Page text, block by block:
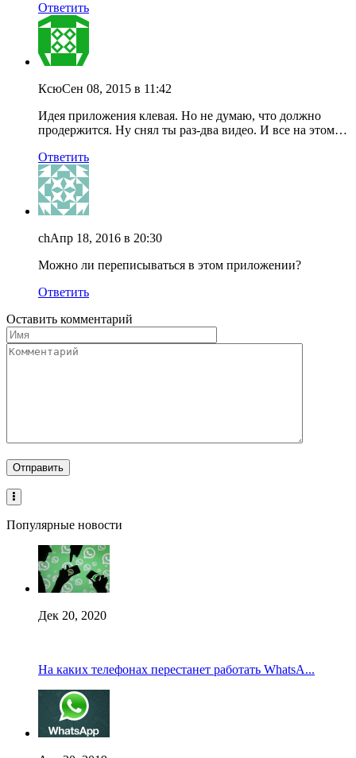
Ответить
КсюСен 08, 2015 в 11:42
Идея приложения клевая. Но не думаю, что должно
продержится. Ну снял ты раз-два видео. И все на этом…
Ответить
chАпр 18, 2016 в 20:30
Можно ли переписываться в этом приложении?
Ответить
Оставить комментарий
Популярные новости
Дек 20, 2020
На каких телефонах перестанет работать WhatsA...